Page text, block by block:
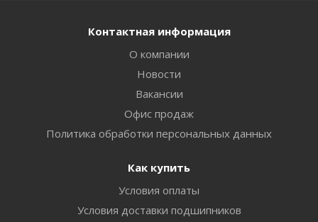
Контактная информация
О компании
Новости
Вакансии
Офис продаж
Политика обработки персональных данных
Как купить
Условия оплаты
Условия доставки подшипников